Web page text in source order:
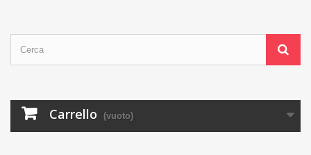
Carrello (vuoto)